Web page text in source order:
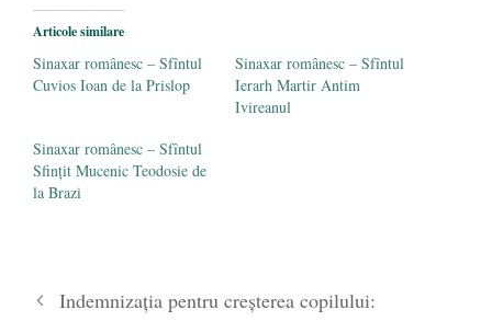
Articole similare
Sinaxar românesc – Sfîntul
Cuvios Ioan de la Prislop
Sinaxar românesc – Sfîntul
Ierarh Martir Antim
Ivireanul
Sinaxar românesc – Sfîntul
Sfințit Mucenic Teodosie de
la Brazi
Indemnizația pentru creșterea copilului: